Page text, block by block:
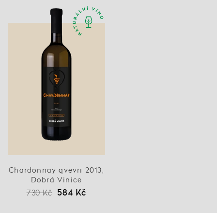
Chardonnay qvevri 2013,
Dobrá Vinice
730 Kč 584 Kč